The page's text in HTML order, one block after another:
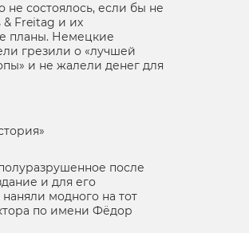
не состоялось, если бы не
& Freitag и их
планы. Немецкие
грезили о «лучшей
и не жалели денег для
после
и для его
модного на тот
по имени Фёдор